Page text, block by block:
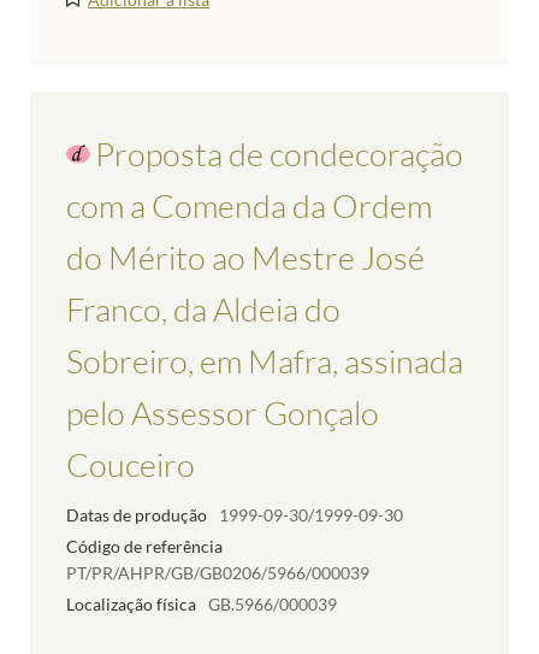
Proposta de condecoração
com a Comenda da Ordem
do Mérito ao Mestre José
Franco, da Aldeia do
Sobreiro, em Mafra, assinada
pelo Assessor Gonçalo
Couceiro
Datas de produção
1999-09-30/1999-09-30
Código de referência
PT/PR/AHPR/GB/GB0206/5966/000039
Localização física GB.5966/000039